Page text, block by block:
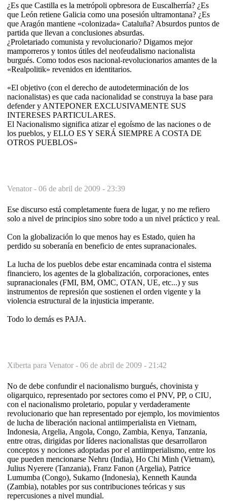
¿Es que Castilla es la metrópoli opbresora de Euscalherría? ¿Es
que León retiene Galicia como una posesión ultramontana? ¿Es
que Aragón mantiene «colonizada» Cataluña? Absurdos puntos de
partida que llevan a conclusiones absurdas.
¿Proletariado comunista y revolucionario? Digamos mejor
mamporreros y tontos útiles del neofeudalismo nacionalista
burgués. Como todos esos nacional-revolucionarios amantes de la
«Realpolitik» revenidos en identitarios.
«El objetivo (con el derecho de autodeterminación de los
nacionalistas) es que cada nacionalidad se construya la base para
defender y ANTEPONER EXCLUSIVAMENTE SUS
INTERESES PARTICULARES.
El Nacionalismo significa atizar el egoísmo de las naciones o de
los pueblos, y ELLO ES Y SERÁ SIEMPRE A COSTA DE
OTROS PUEBLOS»
Venator - 06 de abril de 2009 - 23:39
Ese discurso está completamente fuera de lugar, y no me refiero
solo a nivel de principios sino sobre todo a un nivel práctico y real.
Con la globalización lo que menos hay es Estado, quien ha
perdido su soberanía en beneficio de entes supranacionales.
La lucha de los pueblos debe estar encaminada contra el sistema
financiero, los agentes de la globalización, corporaciones, entes
supranacionales (FMI, BM, OMC, OTAN, UE, etc...) y sus
instrumentos de represión que sostienen el orden vigente y la
violencia estructural de la injusticia imperante.
Todo lo demás es PAJA.
Xiberta para Venator - 06 de abril de 2009 - 21:42
No de debe confundir el nacionalismo burgués, chovinista y
oligarquico, representado por sectores como el PNV, PP, o CIU,
con el nacionalismo proletario, popular y verdaderamente
revolucionario que han representado por ejemplo, los movimientos
de lucha de liberación nacional antiimperialista en Vietnam,
Indonesia, Argelia, Angola, Congo, Zambia, Kenya, Tanzania,
entre otras, dirigidas por líderes nacionalistas que desarrollaron
conceptos y nociones adoptadas por el antiimperialismo, entre los
que pueden mencionarse Nehru (India), Ho Chi Minh (Vietnam),
Julius Nyerere (Tanzania), Franz Fanon (Argelia), Patrice
Lumumba (Congo), Sukarno (Indonesia), Kenneth Kaunda
(Zambia), notables por sus contribuciones teóricas y sus
repercusiones a nivel mundial.